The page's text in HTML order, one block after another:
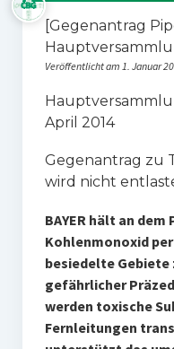
[Gegenantrag
Veröffentlicht am 1. Januar
April 2014
Gegenantrag zu
wird nicht
BAYER hält an
Kohlenmonoxid
besiedelte
gefährlicher
werden toxische
Fernleitungen